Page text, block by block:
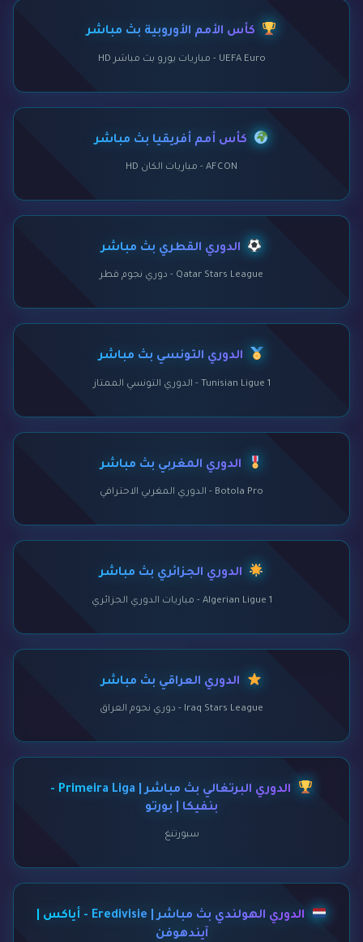
كأس الأمم الأوروبية بث مباشر
UEFA Euro - مباريات يورو بث مباشر HD
كأس أمم أفريقيا بث مباشر
AFCON - مباريات الكان HD
الدوري القطري بث مباشر
Qatar Stars League - دوري نجوم قطر
الدوري التونسي بث مباشر
Tunisian Ligue 1 - الدوري التونسي الممتاز
الدوري المغربي بث مباشر
Botola Pro - الدوري المغربي الاحترافي
الدوري الجزائري بث مباشر
Algerian Ligue 1 - مباريات الدوري الجزائري
الدوري العراقي بث مباشر
Iraq Stars League - دوري نجوم العراق
الدوري البرتغالي بث مباشر | Primeira Liga -
بنفيكا | بورتو
سبورتنغ
الدوري الهولندي بث مباشر | Eredivisie - أياكس |
آيندهوفن